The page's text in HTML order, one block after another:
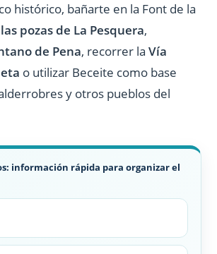
histórico, bañarte en la Font de la
pozas de La Pesquera,
de Pena, recorrer laVía
o utilizar Beceite como base
y otros pueblos del
información rápida para organizar el